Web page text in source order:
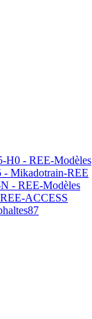
H0 - REE-Modèles
- Mikadotrain-REE
- REE-Modèles
ACCESS